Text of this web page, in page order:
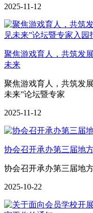
2025-11-12
聚焦游戏育人，共筑发
未来
聚焦游戏育人，共筑发
未来”论坛暨专家
2025-11-12
协会召开承办第三届地
协会召开承办第三届地
2025-10-22